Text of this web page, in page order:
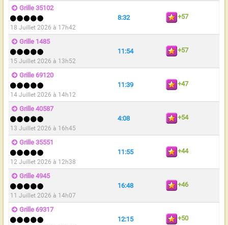
Grille 35102
18 Juillet 2026 à 17h42
8:32 +57
Grille 1485
15 Juillet 2026 à 13h52
11:54 +57
Grille 69120
14 Juillet 2026 à 14h12
11:39 +47
Grille 40587
13 Juillet 2026 à 16h45
4:08 +54
Grille 35551
12 Juillet 2026 à 12h38
11:55 +44
Grille 4945
11 Juillet 2026 à 14h07
16:48 +46
Grille 69317
12:15 +50